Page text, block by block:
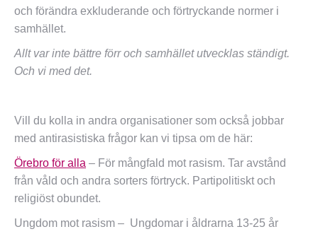
och förändra exkluderande och förtryckande normer i
samhället.
Allt var inte bättre förr och samhället utvecklas ständigt.
Och vi med det.
Vill du kolla in andra organisationer som också jobbar
med antirasistiska frågor kan vi tipsa om de här:
Örebro för alla – För mångfald mot rasism. Tar avstånd
från våld och andra sorters förtryck. Partipolitiskt och
religiöst obundet.
Ungdom mot rasism – Ungdomar i åldrarna 13-25 år